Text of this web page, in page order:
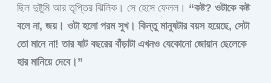
ছিল দুষ্টুমি আর তৃপ্তির ঝিলিক। সে হেসে ফেলল। “কষ্ট? ওটাকে কষ্ট
বলে না, জয়। ওটা হলো পরম সুখ। কিন্তু মানুষটার বয়স হয়েছে, সেটা
তো মানে না! তার ষাট বছরের বাঁড়াটা এখনও যেকোনো জোয়ান ছেলেকে
হার মানিয়ে দেবে।”